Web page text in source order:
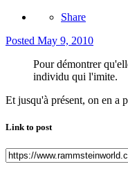
Share
Posted May 9, 2010
Pour démontrer
individu qui l'imite.
Et jusqu'à présent, on en a
Link to post